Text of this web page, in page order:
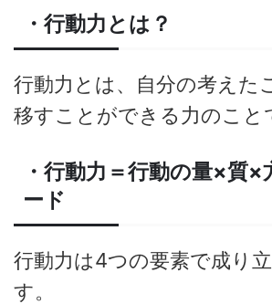
・行動力とは？
行動力とは、自分の考えた
移すことができる力のこと
・行動力＝行動の量×質
ード
行動力は4つの要素で成り
す。